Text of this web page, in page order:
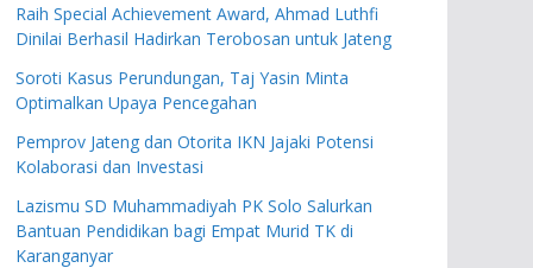
Raih Special Achievement Award, Ahmad Luthfi
Dinilai Berhasil Hadirkan Terobosan untuk Jateng
Soroti Kasus Perundungan, Taj Yasin Minta
Optimalkan Upaya Pencegahan
Pemprov Jateng dan Otorita IKN Jajaki Potensi
Kolaborasi dan Investasi
Lazismu SD Muhammadiyah PK Solo Salurkan
Bantuan Pendidikan bagi Empat Murid TK di
Karanganyar